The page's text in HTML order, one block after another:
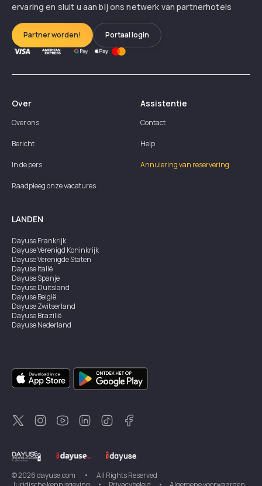
ervaring en sluit u aan bij ons netwerk van partnerhotels
Partner worden! Portaal login
Over
Over ons
Bericht
In de pers
Raadpleeg onze vacatures
Assistentie
Contact
Help
Annulering van reservering
LANDEN
DayuseFrankrijk
DayuseVerenigd Koninkrijk
DayuseVerenigde Staten
DayuseItalië
DayuseSpanje
DayuseDuitsland
DayuseBelgië
DayuseZwitserland
DayuseBrazilië
DayuseNederland
DayuseCanada
DayuseSingapore
DayuseZweden
DayuseKorea
DayuseNieuw-Zeeland
©2026dayuse.com •
All Rights Reserved